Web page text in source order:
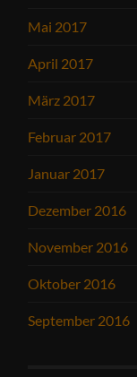
Mai 2017
April 2017
März 2017
Februar 2017
Januar 2017
Dezember 2016
November 2016
Oktober 2016
September 2016